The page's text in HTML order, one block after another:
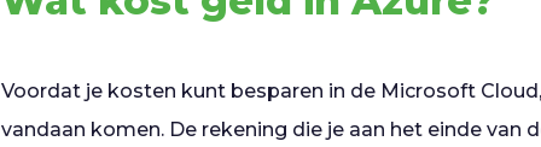
Voordat je kosten kunt besparen in de Microsoft
vandaan komen. De rekening die je aan het einde van